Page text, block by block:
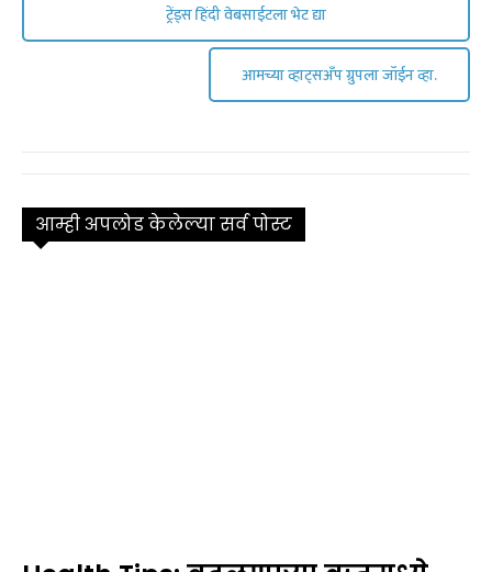
ट्रेंड्स हिंदी वेबसाईटला भेट द्या
आमच्या व्हाट्सअँप ग्रुपला जॉईन व्हा.
आम्ही अपलोड केलेल्या सर्व पोस्ट